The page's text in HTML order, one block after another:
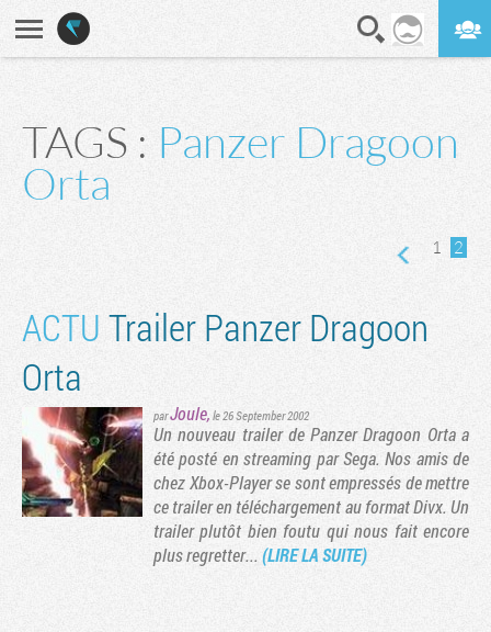
TAGS : Panzer Dragoon
Orta
1 2
ACTU Trailer Panzer Dragoon
Orta
parJoule, le 26 September 2002
Un nouveau trailer de Panzer Dragoon Orta a
été posté en streaming par Sega. Nos amis de
chez Xbox-Player se sont empressés de mettre
ce trailer en téléchargement au format Divx. Un
trailer plutôt bien foutu qui nous fait encore
plus regretter... (LIRE LA SUITE)